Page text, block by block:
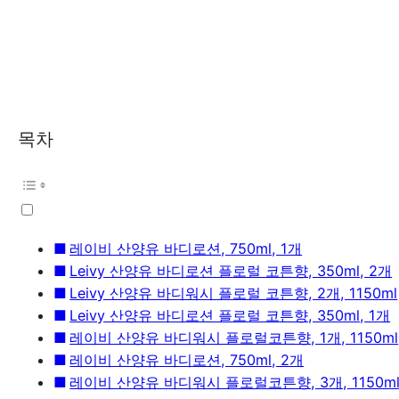
목차
레이비 산양유 바디로션, 750ml, 1개
Leivy 산양유 바디로션 플로럴 코튼향, 350ml, 2개
Leivy 산양유 바디워시 플로럴 코튼향, 2개, 1150ml
Leivy 산양유 바디로션 플로럴 코튼향, 350ml, 1개
레이비 산양유 바디워시 플로럴코튼향, 1개, 1150ml
레이비 산양유 바디로션, 750ml, 2개
레이비 산양유 바디워시 플로럴코튼향, 3개,